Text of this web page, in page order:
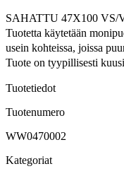
SAHATTU 47X100 VS/
Tuotetta käytetään
usein kohteissa, joissa
Tuote on tyypillisesti
Tuotetiedot
Tuotenumero
WW0470002
Kategoriat